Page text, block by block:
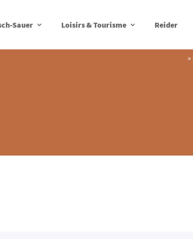
Sauer Loisirs & Tourisme Reider
»